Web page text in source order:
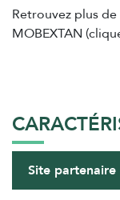
Retrouvez plus
MOBEXTAN
Site partenaire